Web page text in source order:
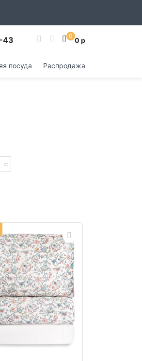
43 0 0 р
посуда Распродажа